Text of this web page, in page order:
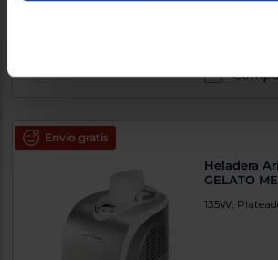
Envío gratis
Heladera
GELATO
135W,